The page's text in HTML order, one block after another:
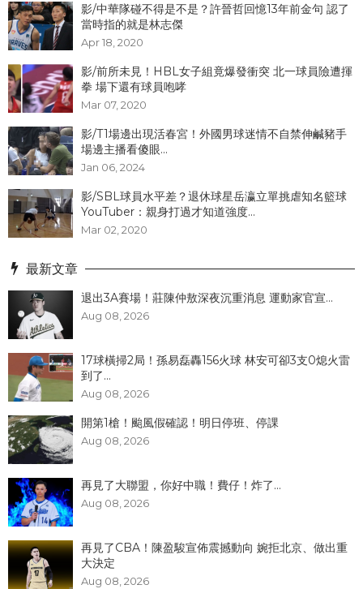
影/中華隊碰不得是不是？許晉哲回憶13年前金句 認了
當時指的就是林志傑
Apr 18, 2020
影/前所未見！HBL女子組竟爆發衝突 北一球員險遭揮
拳 場下還有球員咆哮
Mar 07, 2020
影/T1場邊出現活春宮！外國男球迷情不自禁伸鹹豬手
場邊主播看傻眼...
Jan 06, 2024
影/SBL球員水平差？退休球星岳瀛立單挑虐知名籃球
YouTuber：親身打過才知道強度...
Mar 02, 2020
最新文章
退出3A賽場！莊陳仲敖深夜沉重消息 運動家官宣...
Aug 08, 2026
17球橫掃2局！孫易磊轟156火球 林安可卻3支0熄火雷
到了...
Aug 08, 2026
開第1槍！颱風假確認！明日停班、停課
Aug 08, 2026
再見了大聯盟，你好中職！費仔！炸了...
Aug 08, 2026
再見了CBA！陳盈駿宣佈震撼動向 婉拒北京、做出重
大決定
Aug 08, 2026